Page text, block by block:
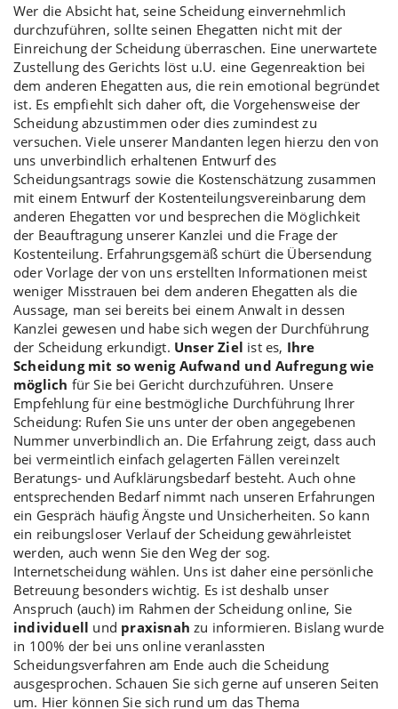
Wer die Absicht hat, seine Scheidung einvernehmlich
durchzuführen, sollte seinen Ehegatten nicht mit der
Einreichung der Scheidung überraschen. Eine unerwartete
Zustellung des Gerichts löst u.U. eine Gegenreaktion bei
dem anderen Ehegatten aus, die rein emotional begründet
ist. Es empfiehlt sich daher oft, die Vorgehensweise der
Scheidungabzustimmen oder dies zumindest zu
versuchen. Viele unserer Mandanten legen hierzu den von
uns unverbindlich erhaltenen Entwurf des
Scheidungsantrags sowie die Kostenschätzung zusammen
mit einem Entwurf der Kostenteilungsvereinbarung dem
anderen Ehegatten vor und besprechen die Möglichkeit
der Beauftragung unserer Kanzlei und die Frage der
Kostenteilung. Erfahrungsgemäß schürt die Übersendung
oder Vorlage der von uns erstellten Informationen meist
weniger Misstrauen bei dem anderen Ehegatten als die
Aussage, man sei bereits bei einem Anwalt in dessen
Kanzlei gewesen und habe sich wegen der Durchführung
der Scheidung erkundigt. Unser Ziel ist es, Ihre
Scheidung mit so wenig Aufwand und Aufregung wie
möglich für Sie bei Gericht durchzuführen. Unsere
Empfehlung für eine bestmögliche Durchführung Ihrer
Scheidung: Rufen Sie uns unter der oben angegebenen
Nummer unverbindlich an. Die Erfahrung zeigt, dass auch
bei vermeintlich einfach gelagerten Fällen vereinzelt
Beratungs- und Aufklärungsbedarf besteht. Auch ohne
entsprechenden Bedarf nimmt nach unseren Erfahrungen
ein Gespräch häufig Ängste und Unsicherheiten. So kann
ein reibungsloser Verlauf der Scheidung gewährleistet
werden, auch wenn Sie den Weg der sog.
Internetscheidung wählen. Uns ist daher eine persönliche
Betreuung besonders wichtig. Es ist deshalb unser
Anspruch (auch) im Rahmen der Scheidung online, Sie
individuell und praxisnah zu informieren. Bislang wurde
in 100% der bei uns online veranlassten
Scheidungsverfahren am Ende auch die Scheidung
ausgesprochen. Schauen Sie sich gerne auf unseren Seiten
um. Hier können Sie sich rund um das Thema